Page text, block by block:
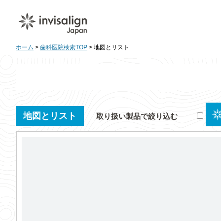
ホーム > 歯科医院検索TOP > 地図とリスト
地図とリスト 取り扱い製品で絞り込む